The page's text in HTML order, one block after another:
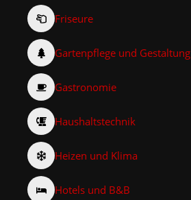
Friseure
Gartenpflege und Gestaltung
Gastronomie
Haushaltstechnik
Heizen und Klima
Hotels und B&B